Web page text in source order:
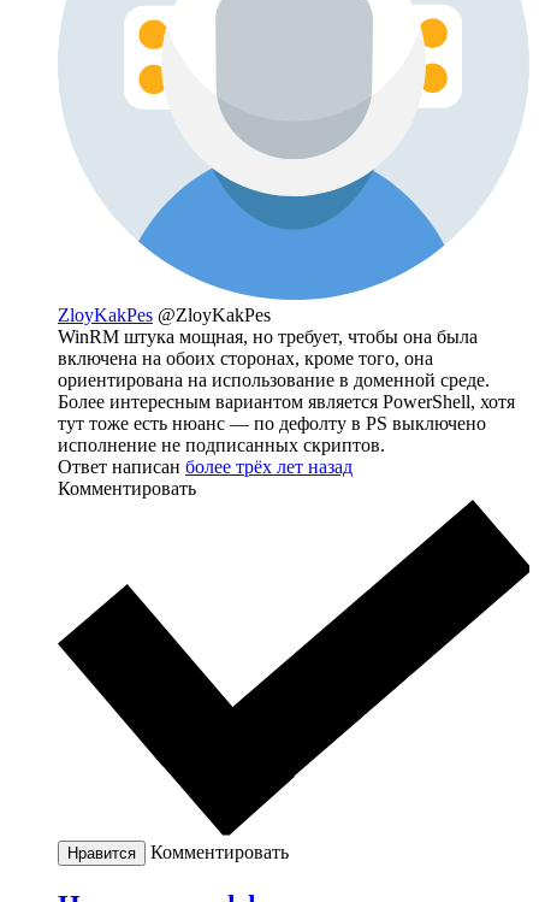
ZloyKakPes @ZloyKakPes
WinRM штука мощная, но требует, чтобы она была
включена на обоих сторонах, кроме того, она
ориентирована на использование в доменной среде.
Более интересным вариантом является PowerShell, хотя
тут тоже есть нюанс — по дефолту в PS выключено
исполнение не подписанных скриптов.
Ответ написан более трёх лет назад
Комментировать
Нравится Комментировать